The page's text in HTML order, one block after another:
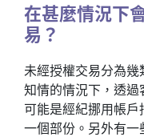
在甚麼情況下
易？
未經授權交易分為
知情的情況下，透
可能是經紀挪用帳
一個部份。另外有